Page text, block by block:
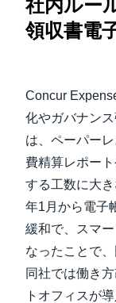
社内ルー
領収書電
Concur
化やガバナン
は、ペーパー
費精算レポー
する工数に大
年1月から電子
緩和で、スマ
なったことで
同社では働き
トオフィスが